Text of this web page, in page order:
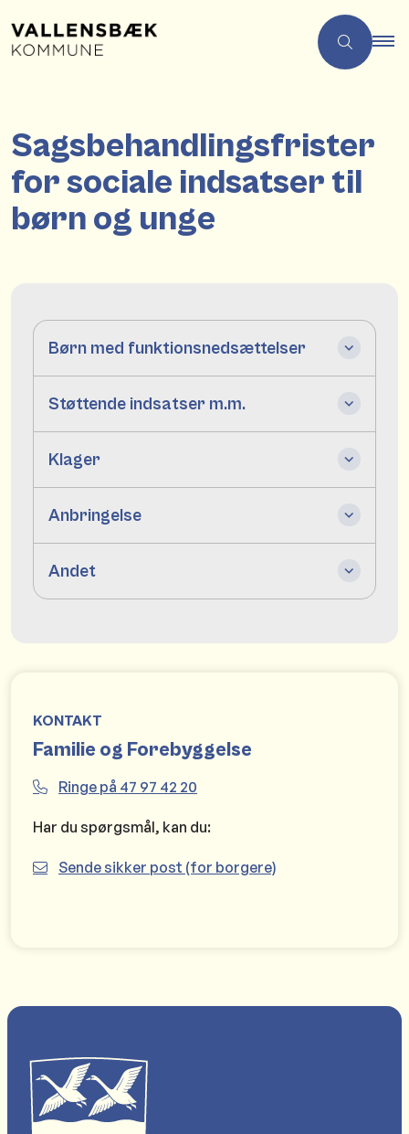
Sagsbehandlingsfrister
for sociale indsatser til
børn og unge
Børn med funktionsnedsættelser
Støttende indsatser m.m.
Klager
Anbringelse
Andet
KONTAKT
Familie og Forebyggelse
Ringe på 47 97 42 20
Har du spørgsmål, kan du:
Sende sikker post (for borgere)